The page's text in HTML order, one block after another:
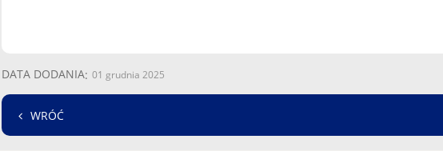
DATA DODANIA 01 grudnia 2025
WRÓĆ